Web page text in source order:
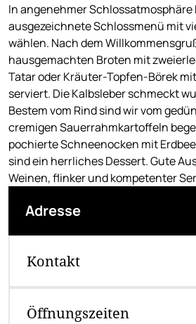
In angenehmer Schlossatmosphäre
ausgezeichnete Schlossmenü mit
wählen. Nach dem
hausgemachten Broten mit
Tatar oder Kräuter-Topfen-Börek
serviert. Die Kalbsleber schmeckt
Bestem vom Rind sind wir vom
cremigen Sauerrahmkartoffeln
pochierte Schneenocken mit
sind ein herrliches Dessert. Gute
Weinen, flinker und kompetenter
Adresse
Kontakt
Öffnungszeiten